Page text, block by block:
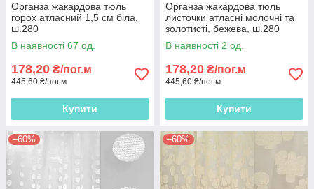
Органза жакардова тюль
горох атласний 1,5 см біла,
ш.280
В наявності 67 од.
178,20 ₴/пог.м
445,60 ₴/пог.м
Купити
Органза жакардова тюль
листочки атласні молочні та
золотисті, бежева, ш.280
В наявності 2 од.
178,20 ₴/пог.м
445,60 ₴/пог.м
Купити
–60% –60%